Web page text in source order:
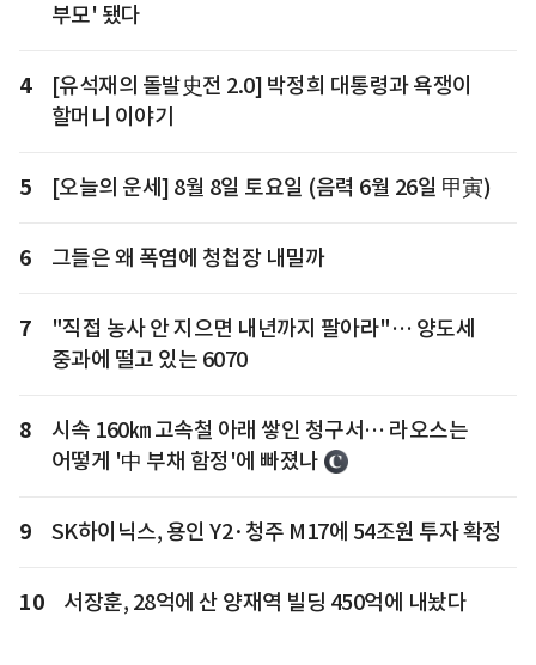
부모' 됐다
4
[유석재의 돌발史전 2.0] 박정희 대통령과 욕쟁이
할머니 이야기
5 [오늘의 운세] 8월 8일 토요일 (음력 6월 26일 甲寅)
6 그들은 왜 폭염에 청첩장 내밀까
7
"직접 농사 안 지으면 내년까지 팔아라"… 양도세
중과에 떨고 있는 6070
8
시속 160㎞ 고속철 아래 쌓인 청구서… 라오스는
어떻게 '中 부채 함정'에 빠졌나
9 SK하이닉스, 용인 Y2·청주 M17에 54조원 투자 확정
10 서장훈, 28억에 산 양재역 빌딩 450억에 내놨다